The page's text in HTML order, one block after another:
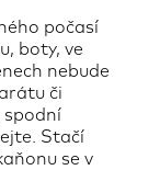
počasí
boty, ve
nebude
či
spodní
Stačí
se v